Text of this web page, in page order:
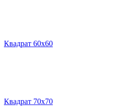
Квадрат 60х60
Квадрат 70х70